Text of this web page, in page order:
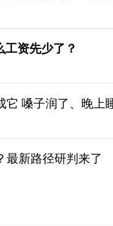
工资先少了？
嗓子润了、晚上
最新路径研判来了